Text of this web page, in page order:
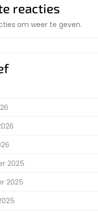
reacties
om weer te geven.
2025
2025